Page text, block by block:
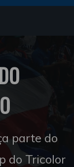
parte do
do Tricolor